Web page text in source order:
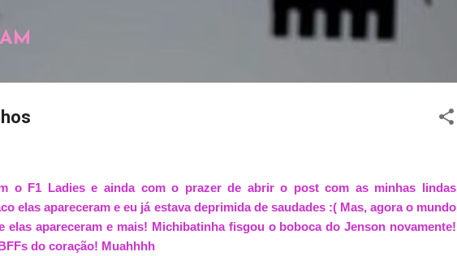
o F1 Ladies e ainda com o prazer de abrir o post com as minhas lindas
elas apareceram e eu já estava deprimida de saudades :( Mas, agora o mundo
elas apareceram e mais! Michibatinha fisgou o boboca do Jenson novamente!
do coração! Muahhhh